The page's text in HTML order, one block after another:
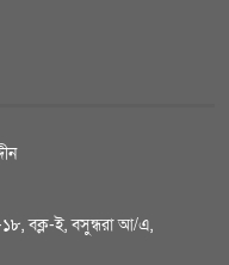
১৮, বক্ল-ই, বসুন্ধরা আ/এ,